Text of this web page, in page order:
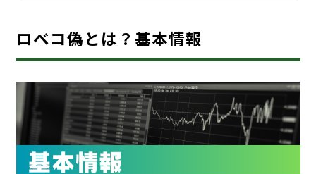
ロベコ偽とは？基本情報